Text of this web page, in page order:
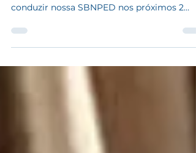
SBNPED - Biênio 2026/2027
Prezados amigos da SBNPED , Iniciamos
anos, e agradeço a oportunidade e a
confiança de vocês. Os desafios são
crescentes e devemos nos manter na
desenvolvimento da neurocirurgia